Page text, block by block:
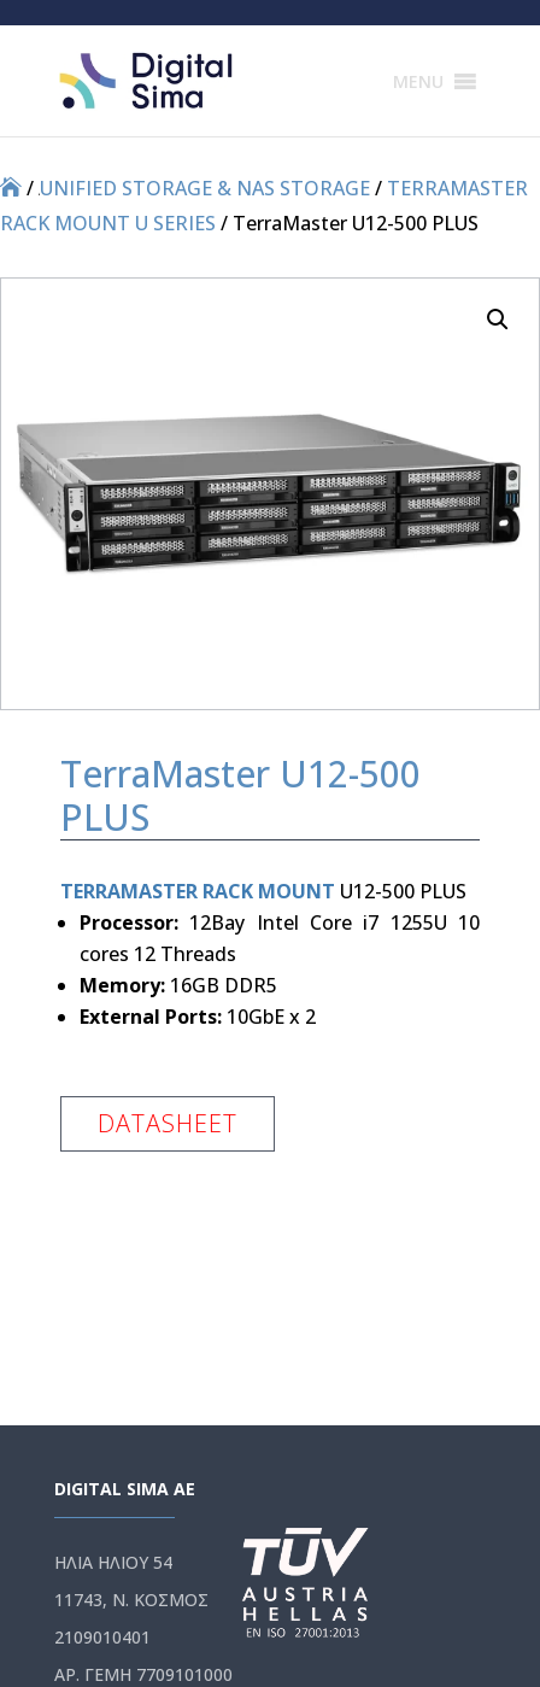
MENU
//
UNIFIED STORAGE & NAS STORAGE/ TERRAMASTER
RACK MOUNT U SERIES / TerraMaster U12-500 PLUS
TerraMaster U12-500
PLUS
TERRAMASTER RACK MOUNT U12-500 PLUS
Processor: 12Bay Intel Core i7 1255U 10
cores 12 Threads
Memory: 16GB DDR5
External Ports: 10GbE x 2
DATASHEET
DIGITAL SIMA AE
ΗΛΙΑ ΗΛΙΟΥ 54
11743, Ν. ΚΟΣΜΟΣ
2109010401
ΑΡ. ΓΕΜΗ 7709101000